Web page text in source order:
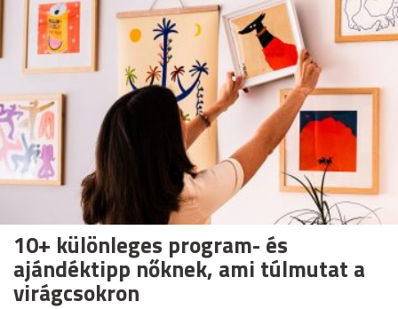
10+ különleges program- és
ajándéktipp nőknek, ami túlmutat a
virágcsokron